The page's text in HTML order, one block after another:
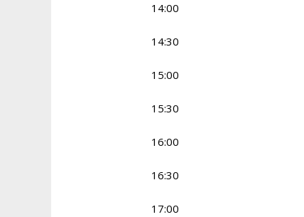
14:00
14:30
15:00
15:30
16:00
16:30
17:00